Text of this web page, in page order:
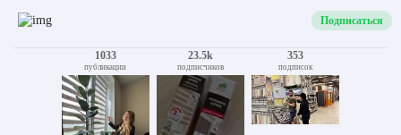
Подписаться
1033
публикации
23.5k
подписчиков
353
подписок